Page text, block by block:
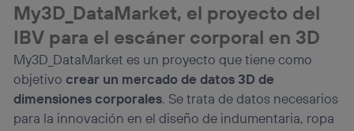
My3D_DataMarket, el proyecto del
IBV para el escáner corporal en 3D
My3D_DataMarket es un proyecto que tiene como
objetivocrear un mercado de datos 3D de
dimensiones corporales. Se trata de datos necesarios
para la innovación en el diseño de indumentaria, ropa